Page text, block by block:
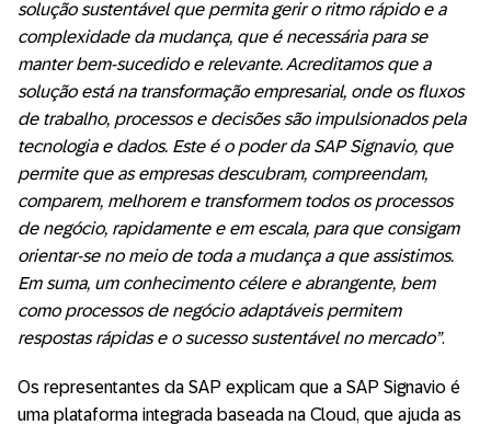
solução sustentável que permita gerir o ritmo rápido e a
complexidade da mudança, que é necessária para se
manter bem-sucedido e relevante. Acreditamos que a
solução está na transformação empresarial, onde os fluxos
de trabalho, processos e decisões são impulsionados pela
tecnologia e dados. Este é o poder da SAP Signavio, que
permite que as empresas descubram, compreendam,
comparem, melhorem e transformem todos os processos
de negócio, rapidamente e em escala, para que consigam
orientar-se no meio de toda a mudança a que assistimos.
Em suma, um conhecimento célere e abrangente, bem
como processos de negócio adaptáveis permitem
respostas rápidas e o sucesso sustentável no mercado”.
Os representantes da SAP explicam que a SAP Signavio é
uma plataforma integrada baseada na Cloud, que ajuda as